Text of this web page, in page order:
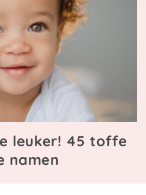
leuker! 45 toffe
namen